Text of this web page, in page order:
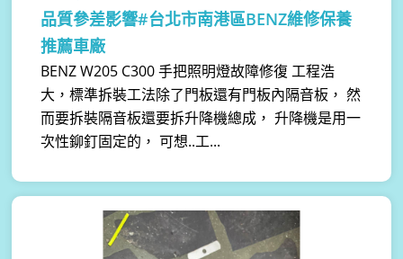
品質參差影響#台北市南港區BENZ維修保養
推薦車廠
BENZ W205 C300 手把照明燈故障修復 工程浩
大，標準拆裝工法除了門板還有門板內隔音板， 然
而要拆裝隔音板還要拆升降機總成， 升降機是用一
次性鉚釘固定的， 可想..工...